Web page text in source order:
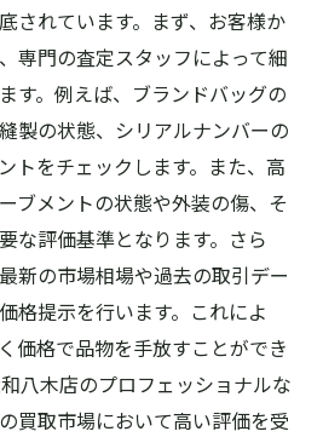
されています。まず、お客様か
専門の査定スタッフによって細
す。例えば、ブランドバッグの
製の状態、シリアルナンバーの
トをチェックします。また、高
ブメントの状態や外装の傷、そ
な評価基準となります。さら
新の市場相場や過去の取引デー
格提示を行います。これによ
価格で品物を手放すことができ
八木店のプロフェッショナルな
買取市場において高い評価を受